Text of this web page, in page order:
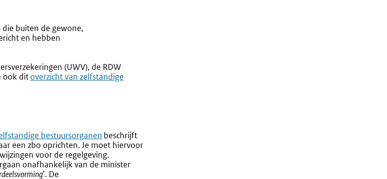
die buiten de gewone,
en hebben
(UWV), de RDW
ook ditExterne
overzicht van zelfstandige
bestuursorganen beschrijft
een zbo oprichten. Je moet hiervoor
voor de regelgeving.
onafhankelijk van de minister
’. De